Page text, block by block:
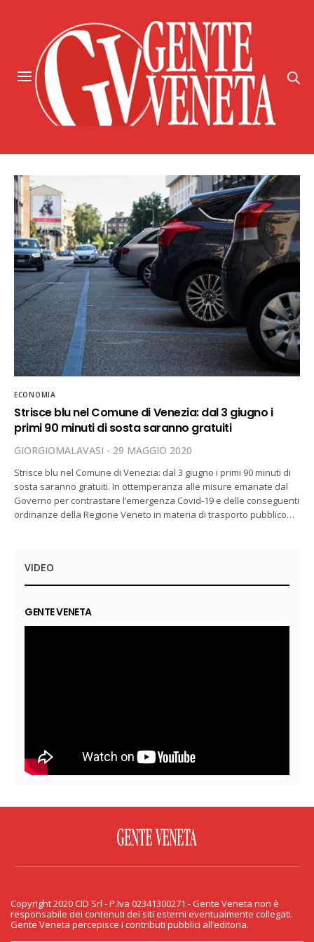
ECONOMIA
Strisce blu nel Comune di Venezia: dal 3 giugno i
primi 90 minuti di sosta saranno gratuiti
GIORGIOMALAVASI 29 MAGGIO 2020
Strisce blu nel Comune di Venezia: dal 3 giugno i primi 90 minuti di
sosta saranno gratuiti. In ottemperanza alle misure emanate dal
Governo per contrastare l’emergenza Covid-19 e delle conseguenti
ordinanze della Regione Veneto in materia di trasporto pubblico…
VIDEO
GENTE VENETA
PRIVACY & COOKIE
Copyright 2020 CID Srl - P.Iva 02341300271 - Gente Veneta non è responsabile
dei contenuti dei siti esterni eventualmente collegati. Gente Veneta percepisce
Copyright 2020 CID Srl - P.Iva 02341300271 - Gente Veneta non è
responsabile dei contenuti dei siti esterni eventualmente collegati.
Gente Veneta percepisce i contributi pubblici all’editoria.